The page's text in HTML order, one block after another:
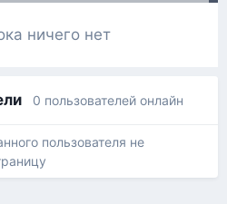
ничего нет
0 пользователей онлайн
пользователя не